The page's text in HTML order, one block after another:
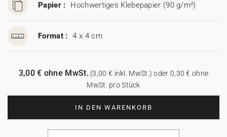
Papier : Hochwertiges Klebepapier (90 g/m²)
Format : 4 x 4 cm
IN DEN WARENKORB
3,00 € ohne MwSt.(3,00 € inkl. MwSt.) oder 0,30 € ohne
MwSt. pro Stück